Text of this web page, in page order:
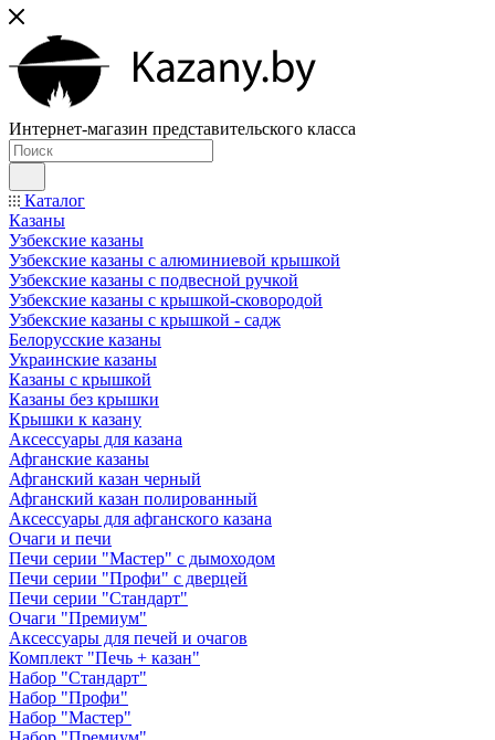
Интернет-магазин представительского класса
Каталог
Казаны
Узбекские казаны
Узбекские казаны с алюминиевой крышкой
Узбекские казаны с подвесной ручкой
Узбекские казаны с крышкой-сковородой
Узбекские казаны с крышкой - садж
Белорусские казаны
Украинские казаны
Казаны с крышкой
Казаны без крышки
Крышки к казану
Аксессуары для казана
Афганские казаны
Афганский казан черный
Афганский казан полированный
Аксессуары для афганского казана
Очаги и печи
Печи серии "Мастер" с дымоходом
Печи серии "Профи" с дверцей
Печи серии "Стандарт"
Очаги "Премиум"
Аксессуары для печей и очагов
Комплект "Печь + казан"
Набор "Стандарт"
Набор "Профи"
Набор "Мастер"